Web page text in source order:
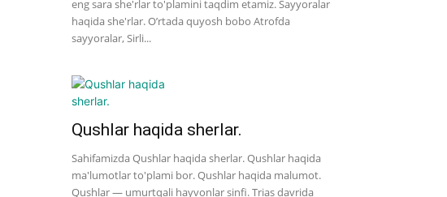
eng sara she'rlar to'plamini taqdim etamiz. Sayyoralar
haqida she'rlar. O’rtada quyosh bobo Atrofda
sayyoralar, Sirli...
Qushlar haqida sherlar.
Sahifamizda Qushlar haqida sherlar. Qushlar haqida
ma'lumotlar to'plami bor. Qushlar haqida malumot.
Qushlar — umurtqali hayvonlar sinfi. Trias davrida